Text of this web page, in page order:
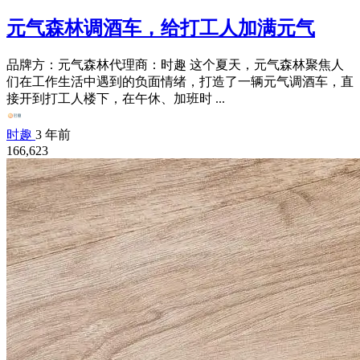
元气森林调酒车，给打工人加满元气
品牌方：元气森林代理商：时趣 这个夏天，元气森林聚焦人
们在工作生活中遇到的负面情绪，打造了一辆元气调酒车，直
接开到打工人楼下，在午休、加班时 ...
时趣 3 年前
166,623